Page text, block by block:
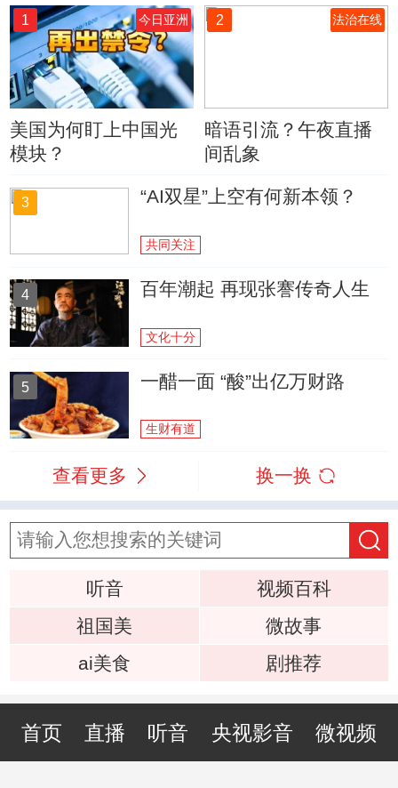
1 今日亚洲
美国为何盯上中国光
模块？
2 法治在线
暗语引流？午夜直播
间乱象
3 “AI双星”上空有何新本领？
共同关注
4 百年潮起 再现张謇传奇人生
文化十分
5 一醋一面 “酸”出亿万财路
生财有道
查看更多 换一换
听音
视频百科
祖国美
微故事
ai美食
剧推荐
首页 直播 听音 央视影音 微视频